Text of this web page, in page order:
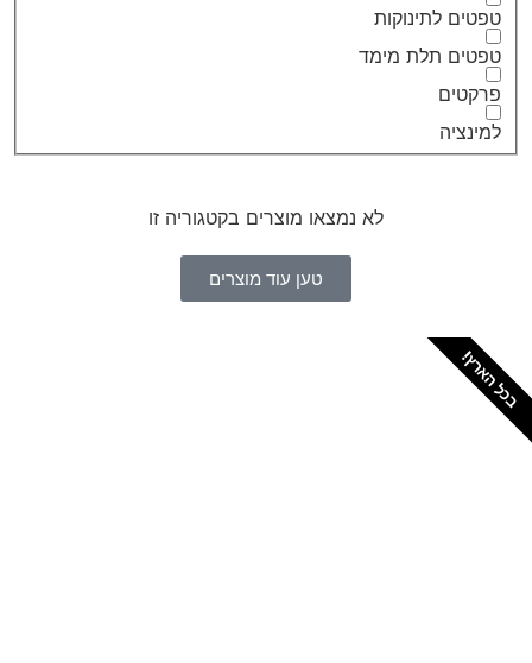
טפטים לתינוקות
טפטים תלת מימד
פרקטים
למינציה
לא נמצאו מוצרים בקטגוריה זו
טען עוד מוצרים
בכל הארץ!